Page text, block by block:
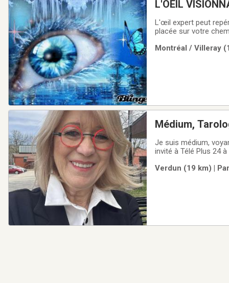
L'OEIL
L'œil expert peut repérer
placée sur votre
appeler au 514 910-
Montréal / Villeray
Médium,
Je suis médium,
invité à Télé Plus 24
me permet de vous
Verdun (19 km) |